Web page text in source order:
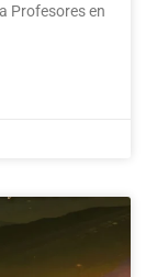
Profesores en